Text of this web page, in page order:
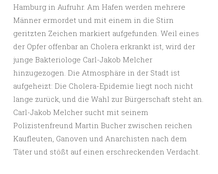
Hamburg in Aufruhr. Am Hafen werden mehrere
Männer ermordet und mit einem in die Stirn
geritzten Zeichen markiert aufgefunden. Weil eines
der Opfer offenbar an Cholera erkrankt ist, wird der
junge Bakteriologe Carl-Jakob Melcher
hinzugezogen. Die Atmosphäre in der Stadt ist
aufgeheizt: Die Cholera-Epidemie liegt noch nicht
lange zurück, und die Wahl zur Bürgerschaft steht an.
Carl-Jakob Melcher sucht mit seinem
Polizistenfreund Martin Bucher zwischen reichen
Kaufleuten, Ganoven und Anarchisten nach dem
Täter und stößt auf einen erschreckenden Verdacht.